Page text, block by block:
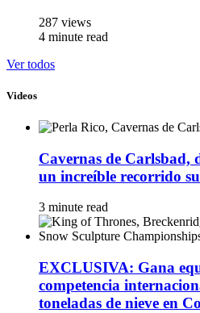
287 views
4 minute read
Ver todos
Videos
Cavernas de Carlsbad,
un increíble recorrido
3 minute read
EXCLUSIVA: Gana
competencia
toneladas de nieve en